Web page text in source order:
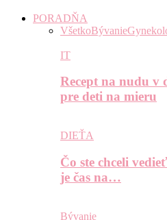
PORADŇA
VšetkoBývanie
IT
Recept na nudu v
pre deti na mieru
DIEŤA
Čo ste chceli
je čas na…
Bývanie